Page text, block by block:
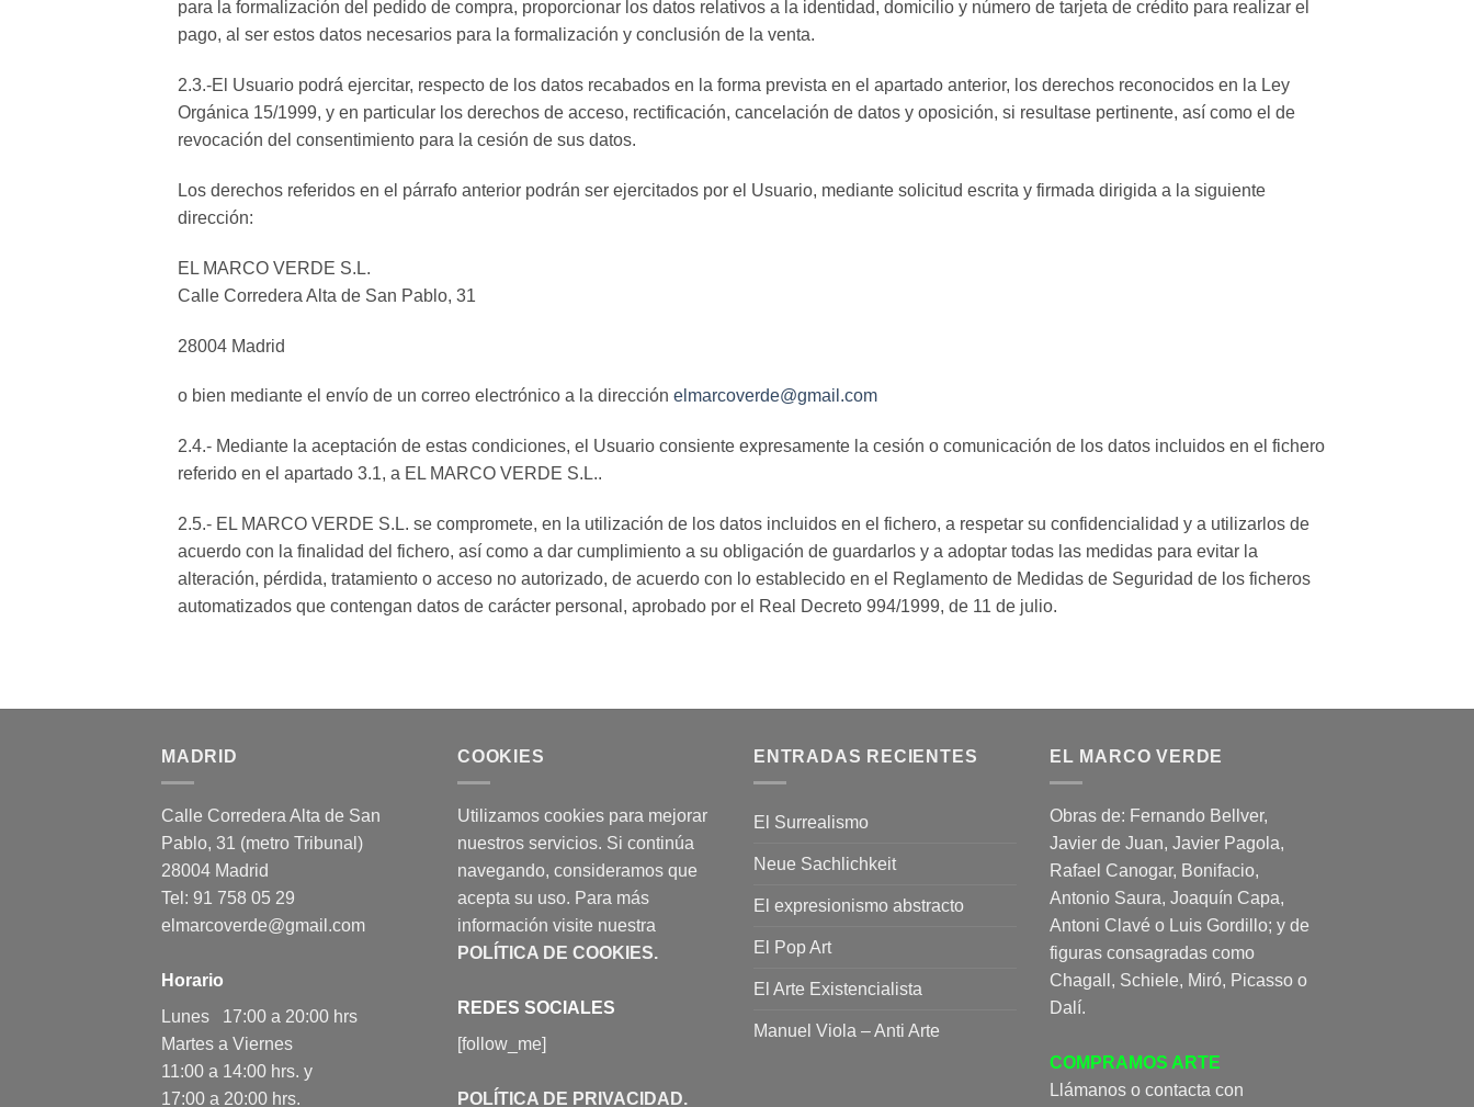
para la formalización del pedido de compra, proporcionar los datos relativos a la identidad, domicilio y número de tarjeta de crédito para realizar el
pago, al ser estos datos necesarios para la formalización y conclusión de la venta.
2.3.-El Usuario podrá ejercitar, respecto de los datos recabados en la forma prevista en el apartado anterior, los derechos reconocidos en la Ley
Orgánica 15/1999, y en particular los derechos de acceso, rectificación, cancelación de datos y oposición, si resultase pertinente, así como el de
revocación del consentimiento para la cesión de sus datos.
Los derechos referidos en el párrafo anterior podrán ser ejercitados por el Usuario, mediante solicitud escrita y firmada dirigida a la siguiente
dirección:
EL MARCO VERDE S.L.
Calle Corredera Alta de San Pablo, 31
28004 Madrid
o bien mediante el envío de un correo electrónico a la dirección elmarcoverde@gmail.com
2.4.- Mediante la aceptación de estas condiciones, el Usuario consiente expresamente la cesión o comunicación de los datos incluidos en el fichero
referido en el apartado 3.1, a EL MARCO VERDE S.L..
2.5.- EL MARCO VERDE S.L. se compromete, en la utilización de los datos incluidos en el fichero, a respetar su confidencialidad y a utilizarlos de
acuerdo con la finalidad del fichero, así como a dar cumplimiento a su obligación de guardarlos y a adoptar todas las medidas para evitar la
alteración, pérdida, tratamiento o acceso no autorizado, de acuerdo con lo establecido en el Reglamento de Medidas de Seguridad de los ficheros
automatizados que contengan datos de carácter personal, aprobado por el Real Decreto 994/1999, de 11 de julio.
MADRID
Calle Corredera Alta de San
Pablo, 31 (metro Tribunal)
28004 Madrid
Tel: 91 758 05 29
elmarcoverde@gmail.com
Horario
Lunes 17:00 a 20:00 hrs
Martes a Viernes
11:00 a 14:00 hrs. y
17:00 a 20:00 hrs.
COOKIES
Utilizamos cookies para mejorar
nuestros servicios. Si continúa
navegando, consideramos que
acepta su uso. Para más
información visite nuestra
POLÍTICA DE COOKIES.
REDES SOCIALES
[follow_me]
POLÍTICA DE PRIVACIDAD.
ENTRADAS RECIENTES
El Surrealismo
Neue Sachlichkeit
El expresionismo abstracto
El Pop Art
El Arte Existencialista
Manuel Viola – Anti Arte
EL MARCO VERDE
Obras de: Fernando Bellver,
Javier de Juan, Javier Pagola,
Rafael Canogar, Bonifacio,
Antonio Saura, Joaquín Capa,
Antoni Clavé o Luis Gordillo; y de
figuras consagradas como
Chagall, Schiele, Miró, Picasso o
Dalí.
COMPRAMOS ARTE
Llámanos o contacta con